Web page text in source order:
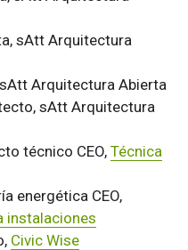
sAtt Arquitectura
Arquitectura Abierta
sAtt Arquitectura
técnico CEO, Técnica
energética CEO,
instalaciones
Civic Wise